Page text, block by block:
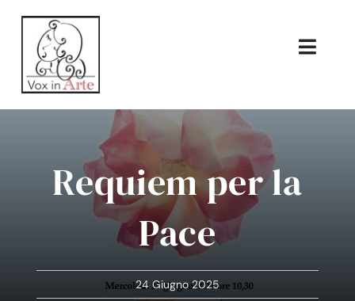
contenuto
Toggle
Prossimi Eventi
Requiem per la
Pace
24 Giugno 2025